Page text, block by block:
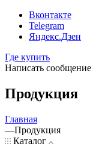
Вконтакте
Telegram
Яндекс.Дзен
Где купить
Написать сообщение
Продукция
Главная
—Продукция
Каталог